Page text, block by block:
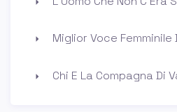
Miglior Voce Femminile
Chi E La Compagna Di